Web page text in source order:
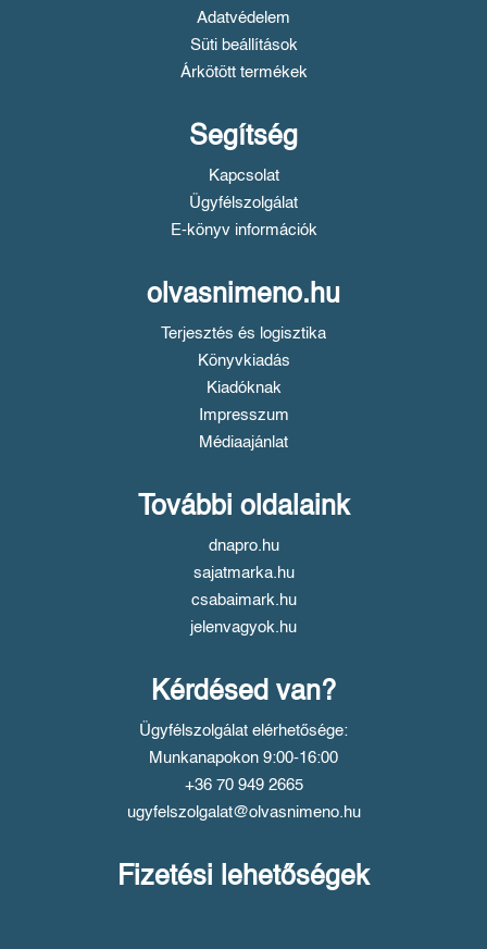
Adatvédelem
Süti beállítások
Árkötött termékek
Segítség
Kapcsolat
Ügyfélszolgálat
E-könyv információk
olvasnimeno.hu
Terjesztés és logisztika
Könyvkiadás
Kiadóknak
Impresszum
Médiaajánlat
További oldalaink
dnapro.hu
sajatmarka.hu
csabaimark.hu
jelenvagyok.hu
Kérdésed van?
Ügyfélszolgálat elérhetősége:
Munkanapokon 9:00-16:00
+36 70 949 2665
ugyfelszolgalat@olvasnimeno.hu
Fizetési lehetőségek